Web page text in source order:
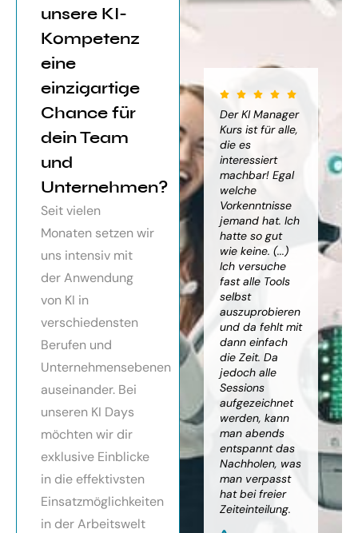
unsere KI-
Kompetenz
eine
einzigartige
Chance für
dein Team
und
Unternehmen?
Seit vielen
Monaten setzen wir
uns intensiv mit
der Anwendung
von KI in
verschiedensten
Berufen und
Unternehmensebenen
auseinander. Bei
unseren KI Days
möchten wir dir
exklusive Einblicke
in die effektivsten
Einsatzmöglichkeiten
in der Arbeitswelt
von
sehr
die
von KI
von
Elisabeth
Der KI Manager
mich sehr
toller Überblick
über alles, was
mit kleinem
Ausblick.
Auf alle Fragen
teilweise
wurden für
Probleme noch
Anleitungen
bereitgestellt.
Monika
Vietz
Der KI Manager
Kurs ist für alle,
die es
interessiert
machbar! Egal
welche
Vorkenntnisse
jemand hat. Ich
hatte so gut
wie keine. (...)
Ich versuche
fast alle Tools
selbst
auszuprobieren
und da fehlt mit
dann einfach
die Zeit. Da
jedoch alle
Sessions
aufgezeichnet
werden, kann
man abends
entspannt das
Nachholen, was
man verpasst
hat bei freier
Zeiteinteilung.
zu